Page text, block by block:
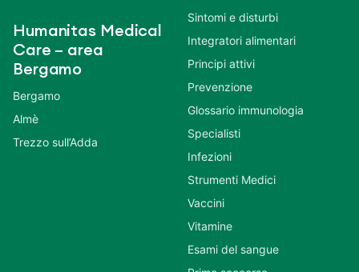
Humanitas Medical
Care – area
Bergamo
Bergamo
Almè
Trezzo sull’Adda
Sintomi e disturbi
Integratori alimentari
Principi attivi
Prevenzione
Glossario immunologia
Specialisti
Infezioni
Strumenti Medici
Vaccini
Vitamine
Esami del sangue